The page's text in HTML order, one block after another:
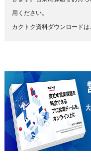
用ください。
カクトク資料ダウンロードは